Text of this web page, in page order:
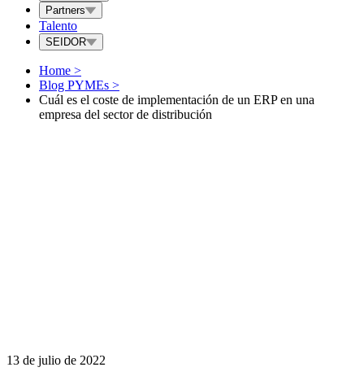
Partners
Talento
SEIDOR
Home >
Blog PYMEs >
Cuál es el coste de implementación de un ERP en una
empresa del sector de distribución
13 de julio de 2022